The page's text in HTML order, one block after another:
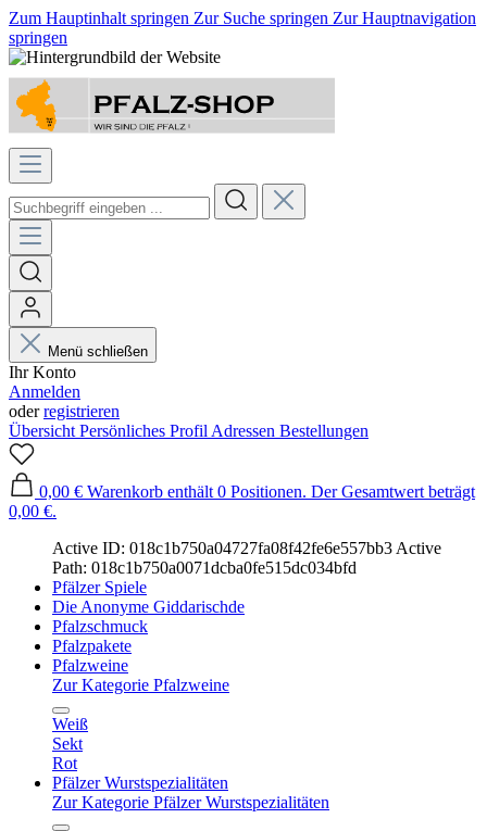
Zum Hauptinhalt springen Zur Suche springen Zur Hauptnavigation
springen
Menü schließen
Ihr Konto
Anmelden
oderregistrieren
Übersicht Persönliches Profil Adressen Bestellungen
0,00 € Warenkorb enthält 0 Positionen. Der Gesamtwert beträgt
0,00 €.
Active ID: 018c1b750a04727fa08f42fe6e557bb3 Active
Path: 018c1b750a0071dcba0fe515dc034bfd
Pfälzer Spiele
Die Anonyme Giddarischde
Pfalzschmuck
Pfalzpakete
Pfalzweine
Zur Kategorie Pfalzweine
Weiß
Sekt
Rot
Pfälzer Wurstspezialitäten
Zur Kategorie Pfälzer Wurstspezialitäten